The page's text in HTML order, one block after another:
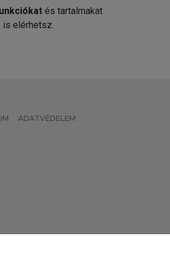
és tartalmakat
is elérhetsz.
ADATVÉDELEM